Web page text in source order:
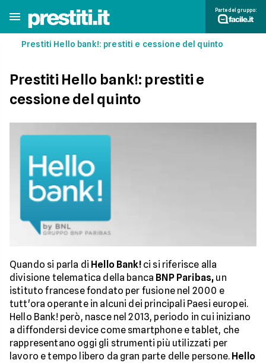
Parte del gruppo:
Prestiti Hello bank!: prestiti e cessione del quinto
Prestiti Hello bank!: prestiti e
cessione del quinto
Quando si parla di Hello Bank!ci si riferisce alla
divisione telematica della banca BNP Paribas, un
istituto francese fondato per fusione nel 2000 e
tutt'ora operante in alcuni dei principali Paesi europei.
Hello Bank! però, nasce nel 2013, periodo in cui iniziano
a diffondersi device come smartphone e tablet, che
rappresentano oggi gli strumenti più utilizzati per
lavoro e tempo libero da gran parte delle persone. Hello